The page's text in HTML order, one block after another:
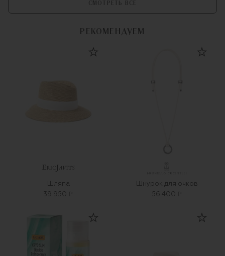
СМОТРЕТЬ ВСЕ
РЕКОМЕНДУЕМ
Шляпа
39 950 ₽
Шнурок для очков
56 400 ₽